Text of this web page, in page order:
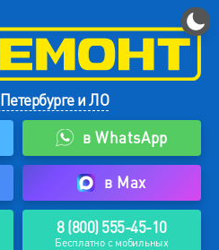
и ЛО
в WhatsApp
в Max
8 (800) 555-45-10
Бесплатно с мобильных